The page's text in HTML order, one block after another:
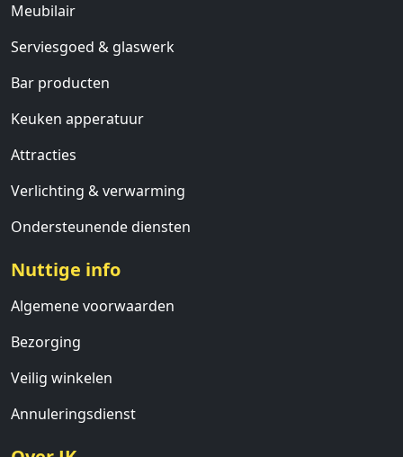
Meubilair
Serviesgoed & glaswerk
Bar producten
Keuken apperatuur
Attracties
Verlichting & verwarming
Ondersteunende diensten
Nuttige info
Algemene voorwaarden
Bezorging
Veilig winkelen
Annuleringsdienst